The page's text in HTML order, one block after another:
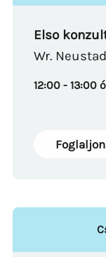
Elso
Wr.
12:00 - 13:00